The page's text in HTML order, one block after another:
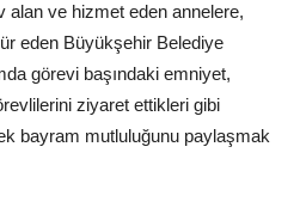
alan ve hizmet eden annelere,
eden Büyükşehir Belediye
görevi başındaki emniyet,
ziyaret ettikleri gibi
bayram mutluluğunu paylaşmak